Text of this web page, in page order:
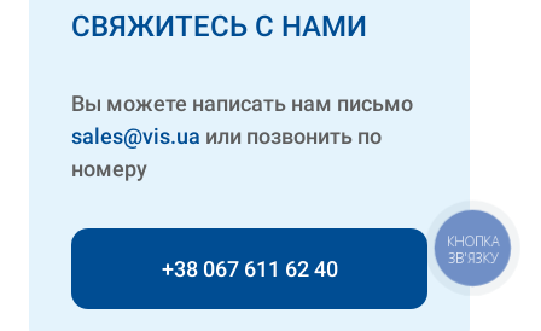
СВЯЖИТЕСЬ С НАМИ
Вы можете написать нам письмо
sales@vis.ua или позвонить по
номеру
+38 067 611 62 40
КНОПКА
ЗВ'ЯЗКУ